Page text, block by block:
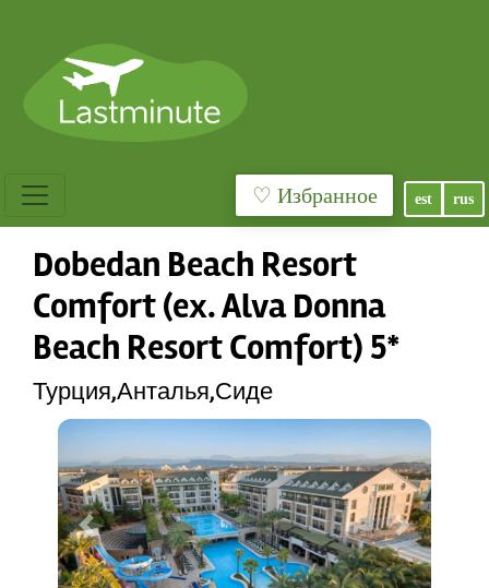
♡ Избранное est rus
Dobedan Beach Resort
Comfort (ex. Alva Donna
Beach Resort Comfort) 5*
Турция,Анталья,Сиде
Previous Next